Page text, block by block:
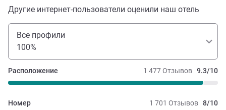
Другие интернет-пользователи оценили наш отель
Все профили
100%
1 477 Отзывов 9.3/10
Расположение
1 701 Отзывов 8/10
Номер